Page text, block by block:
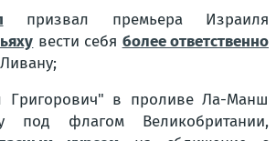
призвал премьера Израиля
вести себя более ответственно
Григорович" в проливе Ла-Манш
под флагом Великобритании,